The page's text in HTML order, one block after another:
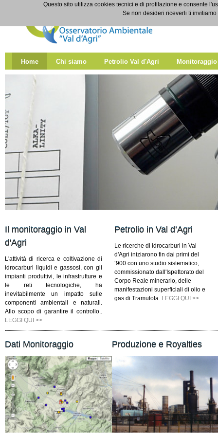
Salta al contenuto
Home Chi siamo Petrolio Val d'Agri Monitoraggio
Il monitoraggio in Val
d'Agri
L'attività di ricerca e coltivazione di
idrocarburi liquidi e gassosi, con gli
impianti produttivi, le infrastrutture e
le reti tecnologiche, ha
inevitabilmente un impatto sulle
componenti ambientali e naturali.
Allo scopo di garantire il controllo..
LEGGI QUI >>
Petrolio in Val d’Agri
Le ricerche di idrocarburi in Val
d'Agri iniziarono fin dai primi del
‘900 con uno studio sistematico,
commissionato dall'Ispettorato del
Corpo Reale minerario, delle
manifestazioni superficiali di olio e
gas di Tramutola. LEGGI QUI >>
Dati Monitoraggio Produzione e Royalties
Questo sito utilizza cookies tecnici e di profilazione e consente
Se non desideri riceverli ti